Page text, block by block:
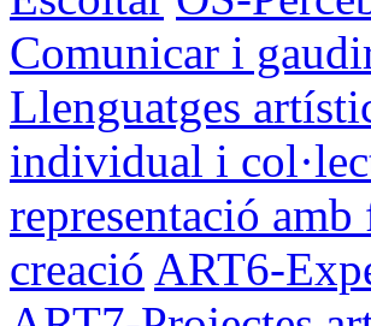
Comunicar i
Llenguatges
individual i
representació amb
creació ART6-